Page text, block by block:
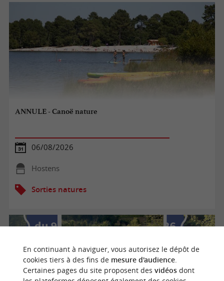
ANNULE - Canoë nature
06/08/2026
Hostens
Sorties natures
En continuant à naviguer, vous autorisez le dépôt de
cookies tiers à des fins de mesure d'audience.
Certaines pages du site proposent des vidéosdont